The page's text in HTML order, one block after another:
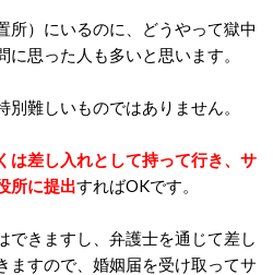
所）にいるのに、どうやって獄中
思った人も多いと思います。
難しいものではありません。
は差し入れとして持って行き、サ
所に提出すればOKです。
できますし、弁護士を通じて差し
ますので、婚姻届を受け取ってサ